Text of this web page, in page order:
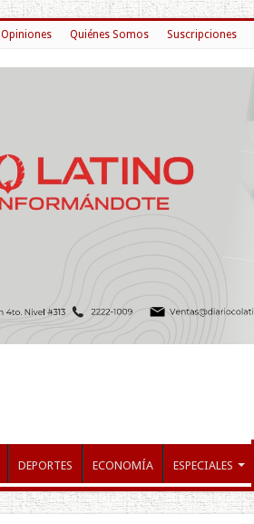
Opiniones Quiénes Somos Suscripciones
DEPORTES ECONOMÍA ESPECIALES